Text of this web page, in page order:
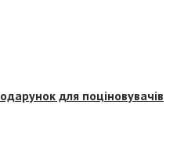
для поціновувачів